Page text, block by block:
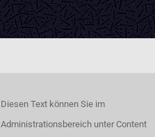
Diesen Text können Sie im
Administrationsbereich unter Content